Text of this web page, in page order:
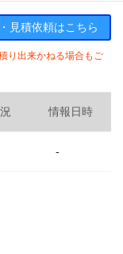
見積依頼はこちら
り出来かねる場合もご
情報日時
-